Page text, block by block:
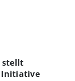
stellt
Initiative